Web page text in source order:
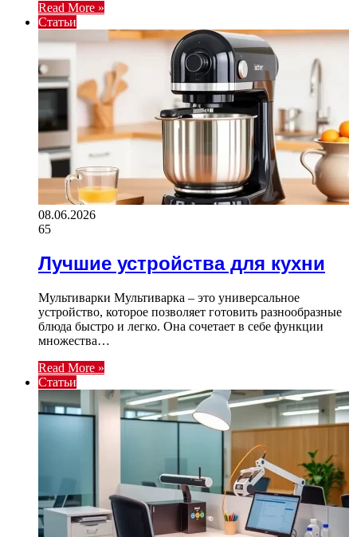
Read More »
Статьи
08.06.2026
65
Лучшие устройства для кухни
Мультиварки Мультиварка – это универсальное
устройство, которое позволяет готовить разнообразные
блюда быстро и легко. Она сочетает в себе функции
множества…
Read More »
Статьи